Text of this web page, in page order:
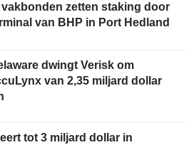
zetten staking door
van BHP in Port Hedland
dwingt Verisk om
van 2,35 miljard dollar
tot 3 miljard dollar in